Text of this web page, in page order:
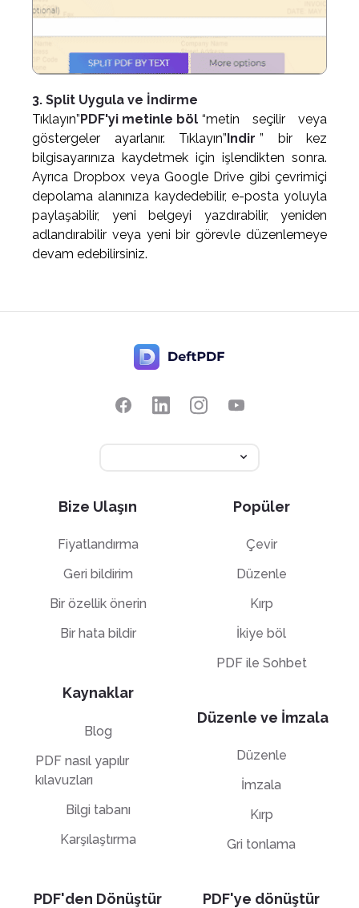
3. Split Uygula ve İndirme
Tıklayın” PDF'yi metinle böl “metin seçilir veya
göstergeler ayarlanır. Tıklayın” Indir ” bir kez
bilgisayarınıza kaydetmek için işlendikten sonra.
Ayrıca Dropbox veya Google Drive gibi çevrimiçi
depolama alanınıza kaydedebilir, e-posta yoluyla
paylaşabilir, yeni belgeyi yazdırabilir, yeniden
adlandırabilir veya yeni bir görevle düzenlemeye
devam edebilirsiniz.
Bize Ulaşın
Fiyatlandırma
Geri bildirim
Bir özellik önerin
Bir hata bildir
Kaynaklar
Blog
PDF nasıl yapılır
kılavuzları
Bilgi tabanı
Karşılaştırma
Popüler
Çevir
Düzenle
Kırp
İkiye böl
PDF ile Sohbet
Düzenle ve İmzala
Düzenle
İmzala
Kırp
Gri tonlama
PDF'den Dönüştür PDF'ye dönüştür